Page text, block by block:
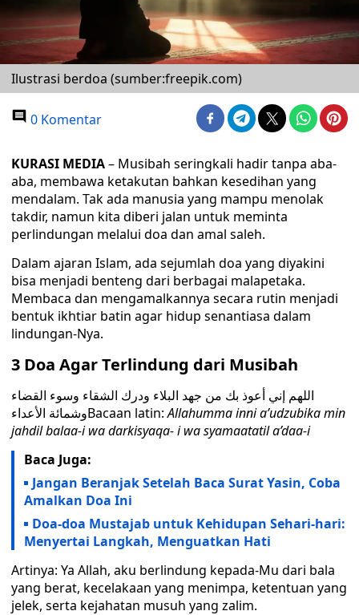
Ilustrasi berdoa (sumber:freepik.com)
0 Komentar
KURASI MEDIA– Musibah seringkali hadir tanpa aba-
aba, membawa ketakutan bahkan kesedihan yang
mendalam. Tak ada manusia yang mampu menolak
takdir, namun kita diberi jalan untuk meminta
perlindungan melalui doa dan amal saleh.
Dalam ajaran Islam, ada sejumlah doa yang diyakini
bisa menjadi benteng dari berbagai malapetaka.
Membaca dan mengamalkannya secara rutin menjadi
bentuk ikhtiar batin agar hidup senantiasa dalam
lindungan-Nya.
3 Doa Agar Terlindung dari Musibah
اللهم إني أعوذ بك من جهد البلاء ودرك الشقاء وسوء القضاء
وشمائة الأعداءBacaan latin:Allahumma inni a’udzubika min
jahdil balaa-i wa darkisyaqa- i wa syamaatatil a’daa-i
Baca Juga:
Jangan Beranjak Setelah Baca Surat Yasin, Coba
Amalkan Doa Ini
Doa-doa Mustajab untuk Kehidupan Sehari-hari:
Menyertai Langkah, Menguatkan Hati
Artinya: Ya Allah, aku berlindung kepada-Mu dari bala
yang berat, kecelakaan yang menimpa, ketentuan yang
jelek, serta kejahatan musuh yang zalim.